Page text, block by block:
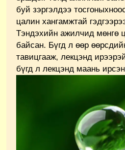
буй зэргэлдээ
цалин хангамжтай
Тэндэхийн ажилчид мөнгө
байсан. Бүгд л өөр
тавицгааж, лекцэнд
бүгд л лекцэнд маань